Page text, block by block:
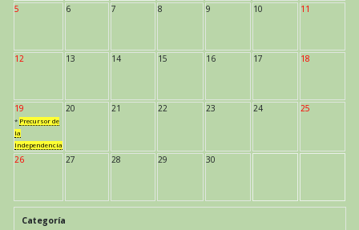
5 6 7 8 9 10 11
12 13 14 15 16 17 18
19
* Precursor de
la
Independencia
20 21 22 23 24 25
26 27 28 29 30
Categoría